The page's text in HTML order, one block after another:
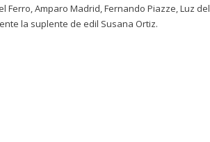
Amparo Madrid, Fernando Piazze, Luz del
la suplente de edil Susana Ortiz.